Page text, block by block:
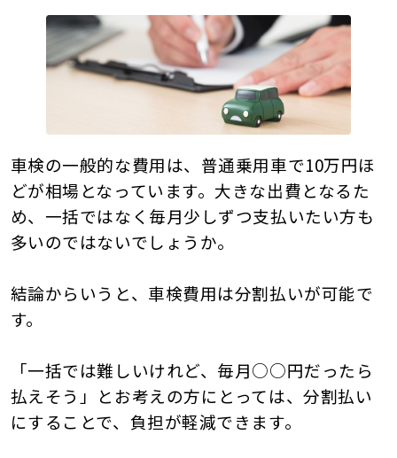
車検の一般的な費用は、普通乗用車で10万円ほ
どが相場となっています。大きな出費となるた
め、一括ではなく毎月少しずつ支払いたい方も
多いのではないでしょうか。
結論からいうと、車検費用は分割払いが可能で
す。
「一括では難しいけれど、毎月○○円だったら
払えそう」とお考えの方にとっては、分割払い
にすることで、負担が軽減できます。